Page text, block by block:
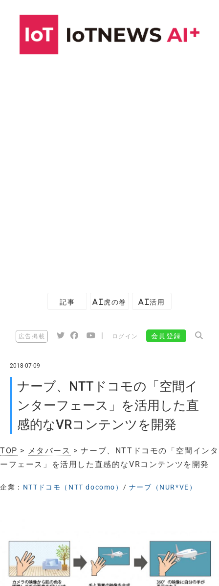
記事 AI虎の巻 AI活用
広告掲載 ログイン 会員登録
2018-07-09
ナーブ、NTTドコモの「空間イ
ンターフェース」を活用した直
感的なVRコンテンツを開発
TOP > メタバース > ナーブ、NTTドコモの「空間インタ
ーフェース」を活用した直感的なVRコンテンツを開発
企業： NTTドコモ（NTT docomo） / ナーブ（NUR*VE）